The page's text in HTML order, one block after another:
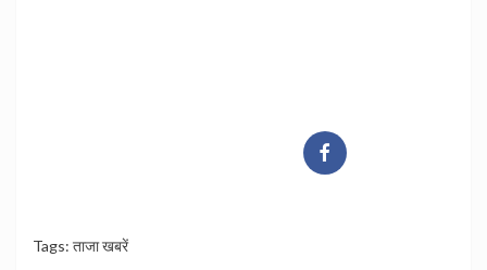
Tags: ताजा खबरें